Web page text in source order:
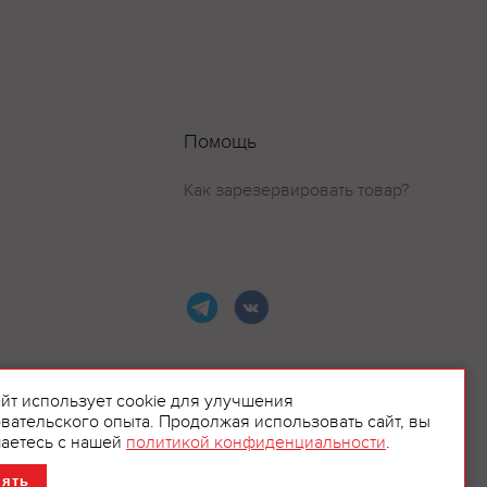
Помощь
Как зарезервировать товар?
использует cookie для улучшения
опыта. Продолжая использовать сайт, вы
с нашей политикой конфиденциальности.